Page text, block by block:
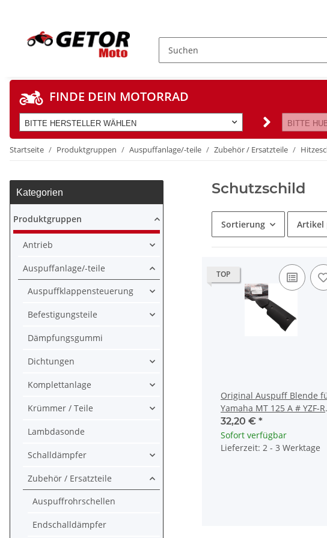
FINDE DEIN MOTORRAD
BITTE HERSTELLER WÄHLEN BITTE
Startseite Produktgruppen Auspuffanlage/-teile Zubehör / Ersatzteile
Schutzschild
Sortierung Artikel
TOP
Original Auspuff Blende
Yamaha MT 125 A # YZF-R
125 A # B7D-E4718-00
32,20 € *
Sofort verfügbar
Lieferzeit: 2 - 3 Werktage
Kategorien
Produktgruppen
Antrieb
Auspuffanlage/-teile
Auspuffklappensteuerung
Befestigungsteile
Dämpfungsgummi
Dichtungen
Komplettanlage
Krümmer / Teile
Lambdasonde
Schalldämpfer
Zubehör / Ersatzteile
Auspuffrohrschellen
Endschalldämpfer